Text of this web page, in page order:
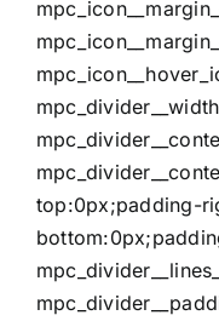
top:0px;padding-